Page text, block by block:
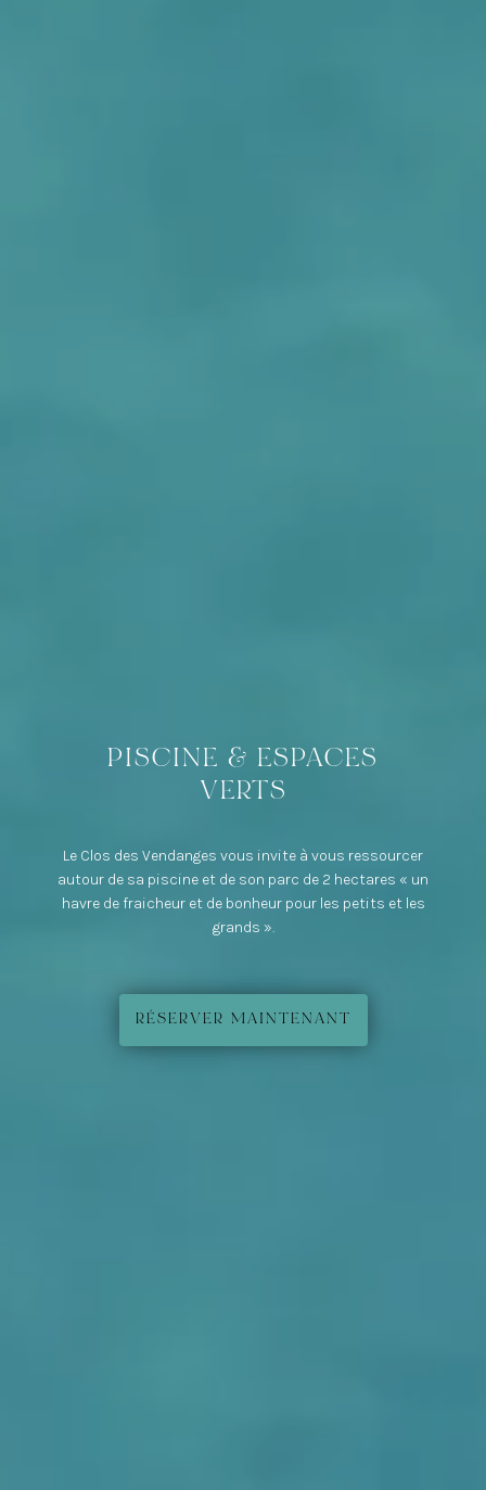
PISCINE & ESPACES
VERTS
Le Clos des Vendanges vous invite à vous ressourcer
autour de sa piscine et de son parc de 2 hectares « un
havre de fraicheur et de bonheur pour les petits et les
grands ».
RÉSERVER MAINTENANT